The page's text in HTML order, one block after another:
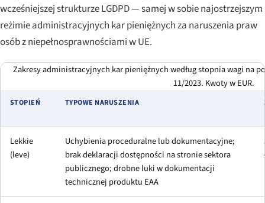
wcześniejszej strukturze LGDPD — samej w sobie najostrzejszym
reżimie administracyjnych kar pieniężnych za naruszenia praw
osób z niepełnosprawnościami w UE.
Zakresy administracyjnych kar pieniężnych według stopnia wagi na
11/2023. Kwoty w EUR.
STOPIEŃ TYPOWE NARUSZENIA
Lekkie
(leve)
Uchybienia proceduralne lub dokumentacyjne;
brak deklaracji dostępności na stronie sektora
publicznego; drobne luki w dokumentacji
technicznej produktu EAA